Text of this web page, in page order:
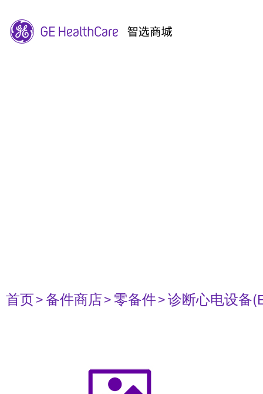
首页> 备件商店> 零备件> 诊断心电设备